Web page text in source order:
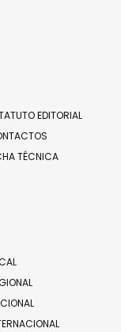
EDITORIAL
TÉCNICA